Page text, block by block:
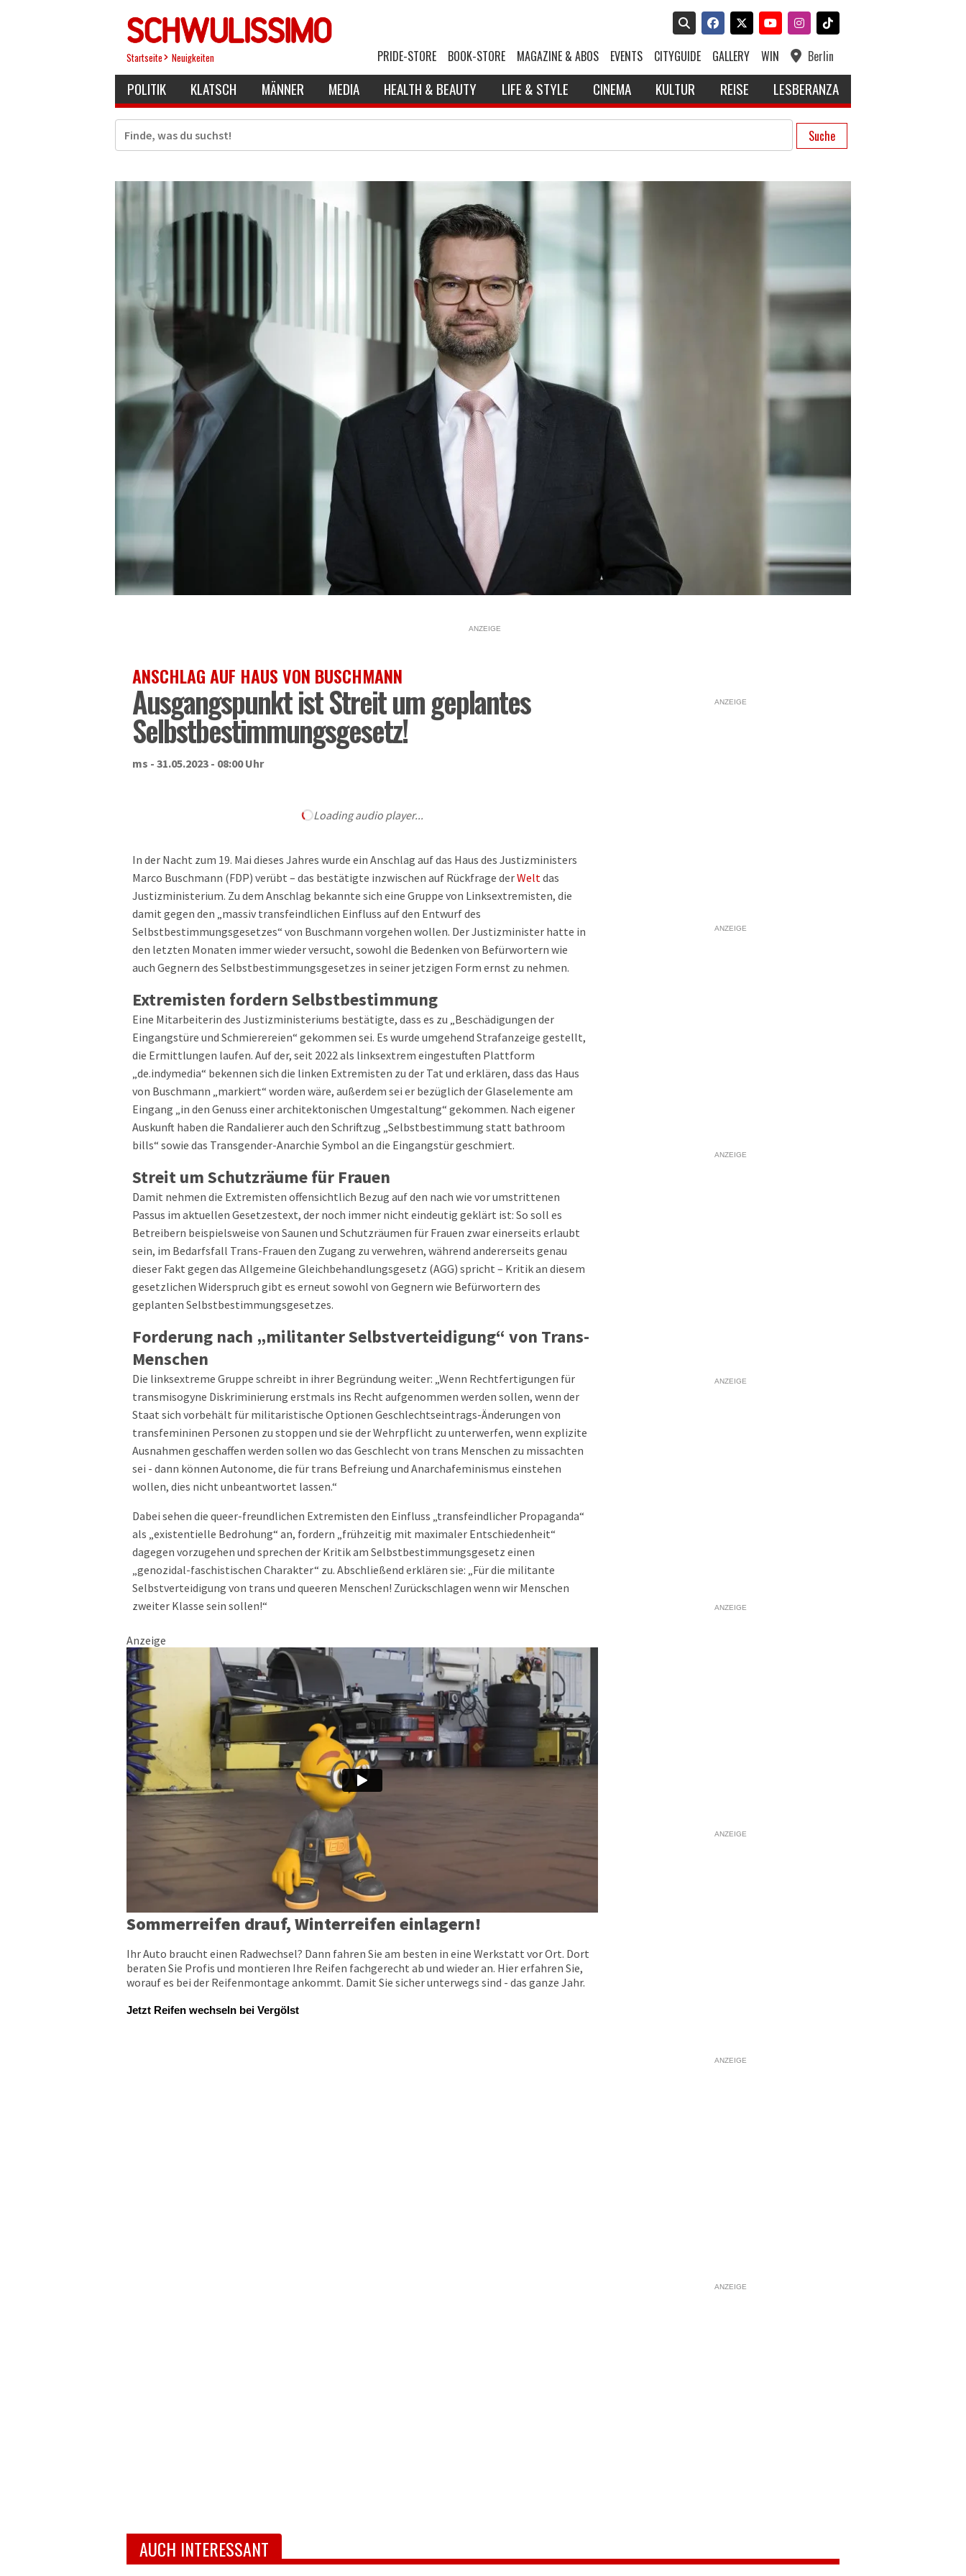
Startseite Neuigkeiten PRIDE-STORE BOOK-STORE MAGAZINE & ABOS EVENTS CITYGUIDE GALLERY WIN Berlin
POLITIK KLATSCH MÄNNER MEDIA HEALTH & BEAUTY LIFE & STYLE CINEMA KULTUR REISE LESBERANZA
Suche
ANZEIGE
ANSCHLAG AUF HAUS VON BUSCHMANN
Ausgangspunkt ist Streit um geplantes
Selbstbestimmungsgesetz!
ms - 31.05.2023 - 08:00 Uhr
Loading audio player...
In der Nacht zum 19. Mai dieses Jahres wurde ein Anschlag auf das Haus des Justizministers
Marco Buschmann (FDP) verübt – das bestätigte inzwischen auf Rückfrage derWeltdas
Justizministerium. Zu dem Anschlag bekannte sich eine Gruppe von Linksextremisten, die
damit gegen den „massiv transfeindlichen Einfluss auf den Entwurf des
Selbstbestimmungsgesetzes“ von Buschmann vorgehen wollen. Der Justizminister hatte in
den letzten Monaten immer wieder versucht, sowohl die Bedenken von Befürwortern wie
auch Gegnern des Selbstbestimmungsgesetzes in seiner jetzigen Form ernst zu nehmen.
Extremisten fordern Selbstbestimmung
Eine Mitarbeiterin des Justizministeriums bestätigte, dass es zu „Beschädigungen der
Eingangstüre und Schmierereien“ gekommen sei. Es wurde umgehend Strafanzeige gestellt,
die Ermittlungen laufen. Auf der, seit 2022 als linksextrem eingestuften Plattform
„de.indymedia“ bekennen sich die linken Extremisten zu der Tat und erklären, dass das Haus
von Buschmann „markiert“ worden wäre, außerdem sei er bezüglich der Glaselemente am
Eingang „in den Genuss einer architektonischen Umgestaltung“ gekommen. Nach eigener
Auskunft haben die Randalierer auch den Schriftzug „Selbstbestimmung statt bathroom
bills“ sowie das Transgender-Anarchie Symbol an die Eingangstür geschmiert.
Streit um Schutzräume für Frauen
Damit nehmen die Extremisten offensichtlich Bezug auf den nach wie vor umstrittenen
Passus im aktuellen Gesetzestext, der noch immer nicht eindeutig geklärt ist: So soll es
Betreibern beispielsweise von Saunen und Schutzräumen für Frauen zwar einerseits erlaubt
sein, im Bedarfsfall Trans-Frauen den Zugang zu verwehren, während andererseits genau
dieser Fakt gegen das Allgemeine Gleichbehandlungsgesetz (AGG) spricht – Kritik an diesem
gesetzlichen Widerspruch gibt es erneut sowohl von Gegnern wie Befürwortern des
geplanten Selbstbestimmungsgesetzes.
Forderung nach „militanter Selbstverteidigung“ von Trans-
Menschen
Die linksextreme Gruppe schreibt in ihrer Begründung weiter: „Wenn Rechtfertigungen für
transmisogyne Diskriminierung erstmals ins Recht aufgenommen werden sollen, wenn der
Staat sich vorbehält für militaristische Optionen Geschlechtseintrags-Änderungen von
transfemininen Personen zu stoppen und sie der Wehrpflicht zu unterwerfen, wenn explizite
Ausnahmen geschaffen werden sollen wo das Geschlecht von trans Menschen zu missachten
sei - dann können Autonome, die für trans Befreiung und Anarchafeminismus einstehen
wollen, dies nicht unbeantwortet lassen.“
Dabei sehen die queer-freundlichen Extremisten den Einfluss „transfeindlicher Propaganda“
als „existentielle Bedrohung“ an, fordern „frühzeitig mit maximaler Entschiedenheit“
dagegen vorzugehen und sprechen der Kritik am Selbstbestimmungsgesetz einen
„genozidal-faschistischen Charakter“ zu. Abschließend erklären sie: „Für die militante
Selbstverteidigung von trans und queeren Menschen! Zurückschlagen wenn wir Menschen
zweiter Klasse sein sollen!“
Anzeige
Sommerreifen drauf, Winterreifen einlagern!
Ihr Auto braucht einen Radwechsel? Dann fahren Sie am besten in eine Werkstatt vor Ort. Dort
beraten Sie Profis und montieren Ihre Reifen fachgerecht ab und wieder an. Hier erfahren Sie,
worauf es bei der Reifenmontage ankommt. Damit Sie sicher unterwegs sind - das ganze Jahr.
Jetzt Reifen wechseln bei Vergölst
ANZEIGE
ANZEIGE
ANZEIGE
ANZEIGE
ANZEIGE
ANZEIGE
ANZEIGE
ANZEIGE
AUCH INTERESSANT